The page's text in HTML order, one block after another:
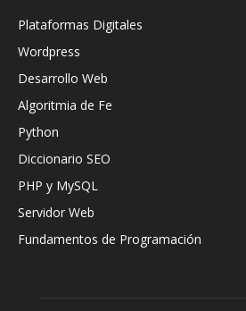
Plataformas Digitales
Wordpress
Desarrollo Web
Algoritmia de Fe
Python
Diccionario SEO
PHP y MySQL
Servidor Web
Fundamentos de Programación